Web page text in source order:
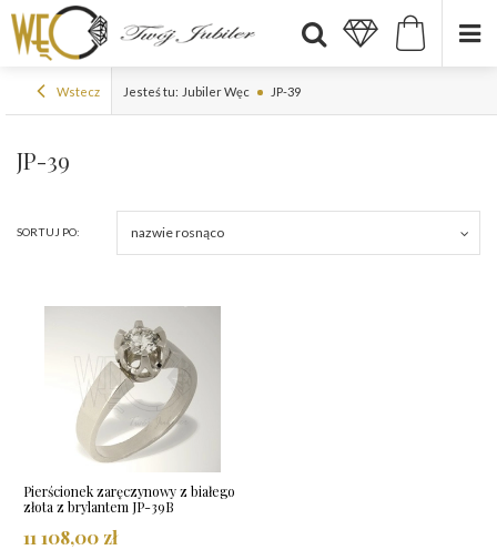
Wstecz Jesteś tu: Jubiler Węc JP-39
JP-39
SORTUJ PO: nazwie rosnąco
Pierścionek zaręczynowy z białego
złota z brylantem JP-39B
11 108,00 zł